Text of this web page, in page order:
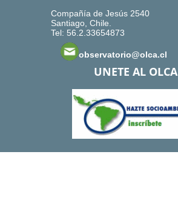
Compañía de Jesús 2540
Santiago, Chile.
Tel: 56.2.33654873
observatorio@olca.cl
UNETE AL OLCA